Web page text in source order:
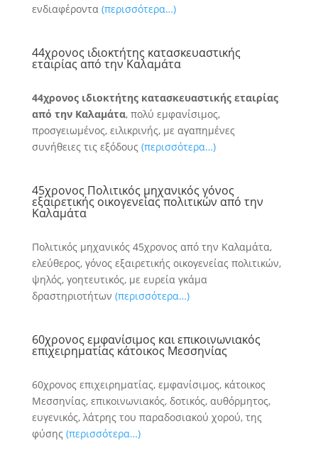
ενδιαφέροντα (περισσότερα…)
44χρονος ιδιοκτήτης κατασκευαστικής
εταιρίας από την Καλαμάτα
44χρονος ιδιοκτήτης κατασκευαστικής εταιρίας
από την Καλαμάτα, πολύ εμφανίσιμος,
προσγειωμένος, ειλικρινής, με αγαπημένες
συνήθειες τις εξόδους (περισσότερα…)
45χρονος Πολιτικός μηχανικός γόνος
εξαιρετικής οικογενείας πολιτικών από την
Καλαμάτα
Πολιτικός μηχανικός 45χρονος από την Καλαμάτα,
ελεύθερος, γόνος εξαιρετικής οικογενείας πολιτικών,
ψηλός, γοητευτικός, με ευρεία γκάμα
δραστηριοτήτων (περισσότερα…)
60χρονος εμφανίσιμος και επικοινωνιακός
επιχειρηματίας κάτοικος Μεσσηνίας
60χρονος επιχειρηματίας, εμφανίσιμος, κάτοικος
Μεσσηνίας, επικοινωνιακός, δοτικός, αυθόρμητος,
ευγενικός, λάτρης του παραδοσιακού χορού, της
φύσης (περισσότερα…)